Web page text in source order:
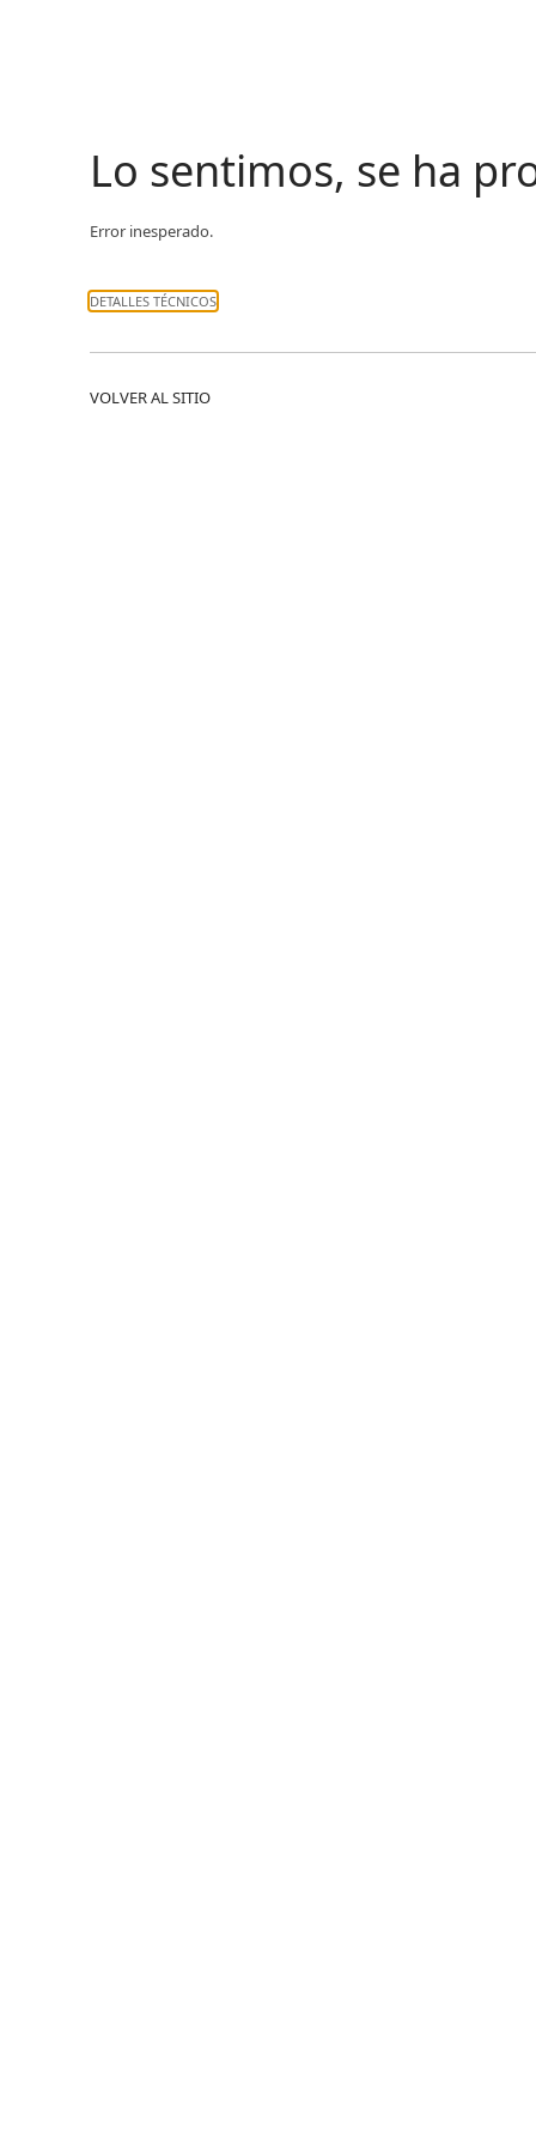
Lo sentimos, se ha
Error inesperado.
DETALLES TÉCNICOS
VOLVER AL SITIO